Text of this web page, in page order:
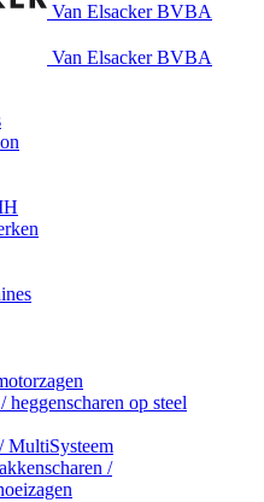
Van Elsacker BVBA
Van Elsacker BVBA
heggenscharen op steel
MultiSysteem
/